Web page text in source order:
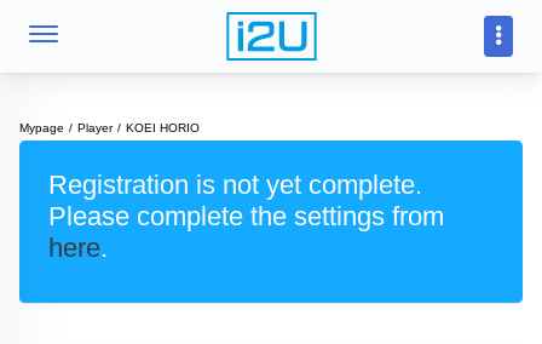
Mypage Player KOEI HORIO
Registration is not yet complete.
Please complete the settings from
here.